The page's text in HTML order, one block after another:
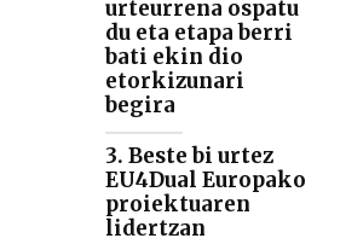
urteurrena ospatu
du eta etapa berri
bati ekin dio
etorkizunari
begira
3. Beste bi urtez
EU4Dual Europako
proiektuaren
lidertzan